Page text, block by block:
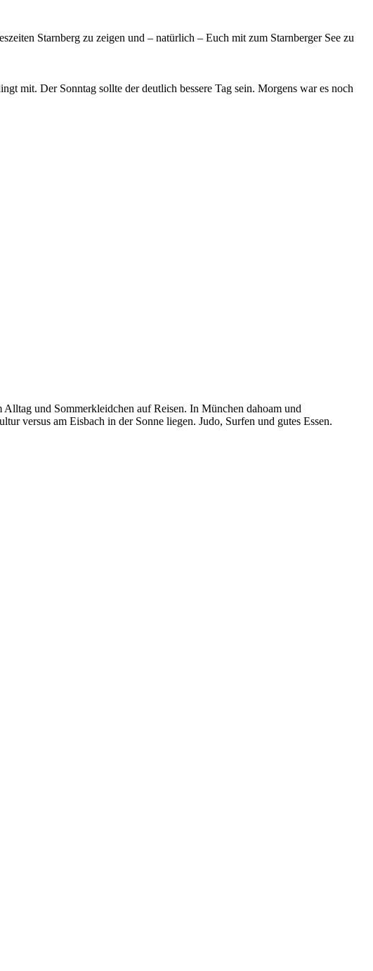
Starnberg zu zeigen und – natürlich – Euch mit zum Starnberger See zu
mit. Der Sonntag sollte der deutlich bessere Tag sein. Morgens war es noch
und Sommerkleidchen auf Reisen. In München dahoam und
versus am Eisbach in der Sonne liegen. Judo, Surfen und gutes Essen.